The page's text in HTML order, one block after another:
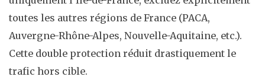
toutes les autres régions de France (PACA,
Auvergne-Rhône-Alpes, Nouvelle-Aquitaine, etc.).
Cette double protection réduit drastiquement le
trafic hors cible.